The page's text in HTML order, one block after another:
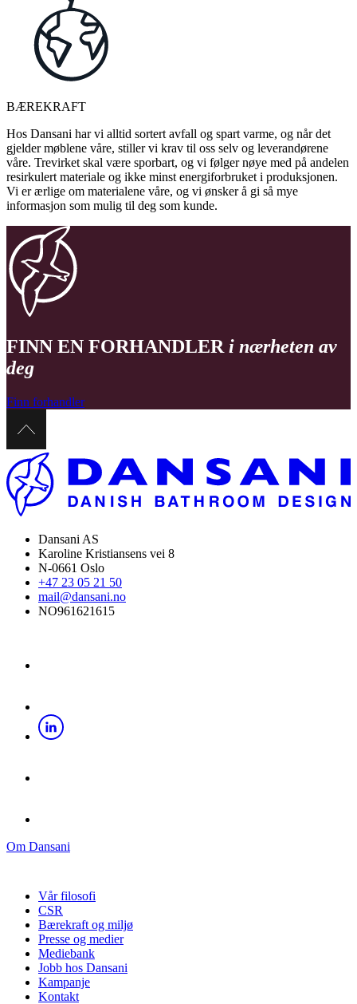
BÆREKRAFT
Hos Dansani har vi alltid sortert avfall og spart varme, og når det
gjelder møblene våre, stiller vi krav til oss selv og leverandørene
våre. Trevirket skal være sporbart, og vi følger nøye med på andelen
resirkulert materiale og ikke minst energiforbruket i produksjonen.
Vi er ærlige om materialene våre, og vi ønsker å gi så mye
informasjon som mulig til deg som kunde.
FINN EN FORHANDLER i nærheten av
deg
Finn forhandler
Dansani AS
Karoline Kristiansens vei 8
N-0661 Oslo
+47 23 05 21 50
mail@dansani.no
NO961621615
Om Dansani
Vår filosofi
CSR
Bærekraft og miljø
Presse og medier
Mediebank
Jobb hos Dansani
Kampanje
Kontakt